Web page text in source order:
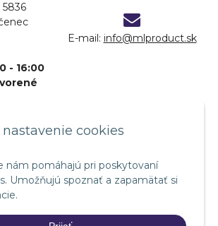
nastavenie cookies
nám pomáhajú pri poskytovaní
Umožňujú spoznať a zapamätať si
- 16:00
E-mail: info@mlproduct.sk